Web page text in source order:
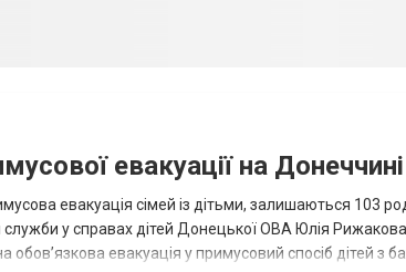
евакуації на Донеччині
евакуація сімей із дітьми, залишаються 103
у справах дітей Донецької ОВА Юлія
обов’язкова евакуація у примусовий спосіб дітей з